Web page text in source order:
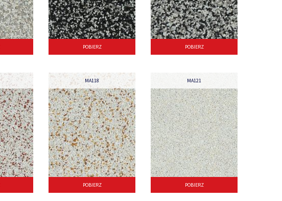
POBIERZ POBIERZ
MA118
POBIERZ
MA121
POBIERZ